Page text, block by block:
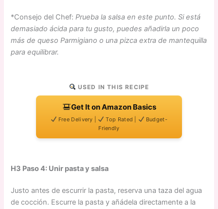
*Consejo del Chef:Prueba la salsa en este punto. Si está
demasiado ácida para tu gusto, puedes añadirla un poco
más de queso Parmigiano o una pizca extra de mantequilla
para equilibrar.
USED IN THIS RECIPE
Get It on Amazon Basics
Free Delivery | Top Rated |
Budget-
Friendly
H3 Paso 4: Unir pasta y salsa
Justo antes de escurrir la pasta, reserva una taza del agua
de cocción. Escurre la pasta y añádela directamente a la